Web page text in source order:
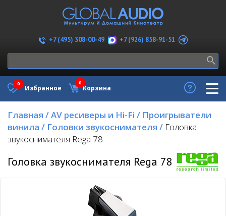
+7 (495) 308-00-49 +7 (926) 858-91-51
Избранное
0
Корзина
0
Главная /AV ресиверы и Hi-Fi / Проигрыватели
винила / Головки звукоснимателя / Головка
звукоснимателя Rega 78
Головка звукоснимателя Rega 78